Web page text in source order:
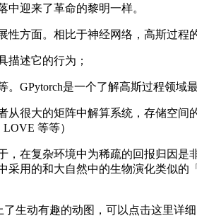
迎来了革命的黎明一样。
方面。相比于神经网络，高斯过程
述它的行为；
是一个了解高斯过程领域最
大的矩阵中解算系统，存储空间
等等）
复杂环境中为稀疏的回报归因是
用的和大自然中的生物演化类似
动有趣的动图，可以点击这里详细